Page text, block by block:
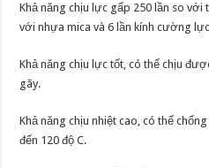
Khả năng chịu lực gấp 250 lần so
với nhựa mica và 6 lần kính cường
Khả năng chịu lực tốt, có thể chịu
gãy.
Khả năng chịu nhiệt cao, có thể
đến 120 độ C.